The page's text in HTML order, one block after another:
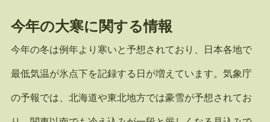
今年の大寒に関する情報
今年の冬は例年より寒いと予想されており、日本各地で
最低気温が氷点下を記録する日が増えています。気象庁
の予報では、北海道や東北地方では豪雪が予想されてお